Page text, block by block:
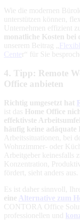
Wie die modernen
unterstützen können,
Unternehmen effizient
monatliche Kosten bei
unserem Beitrag „
Cente r“ für Sie
4. Tipp: Remote
Office anbieten
Richtig umgesetzt hat
ist das Home Office
effektivste
häufig keine
Arbeitssituationen, bei
Wohnzimmer- oder
Arbeitgeber keinesfalls
Konzentration,
fördert, sieht anders aus.
Es ist daher sinnvoll,
eine Alternative zum
CONTORA Office
professionellen und